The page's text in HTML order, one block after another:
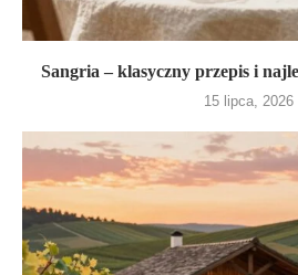
Sangria – klasyczny przepis i
15 lipca, 2026